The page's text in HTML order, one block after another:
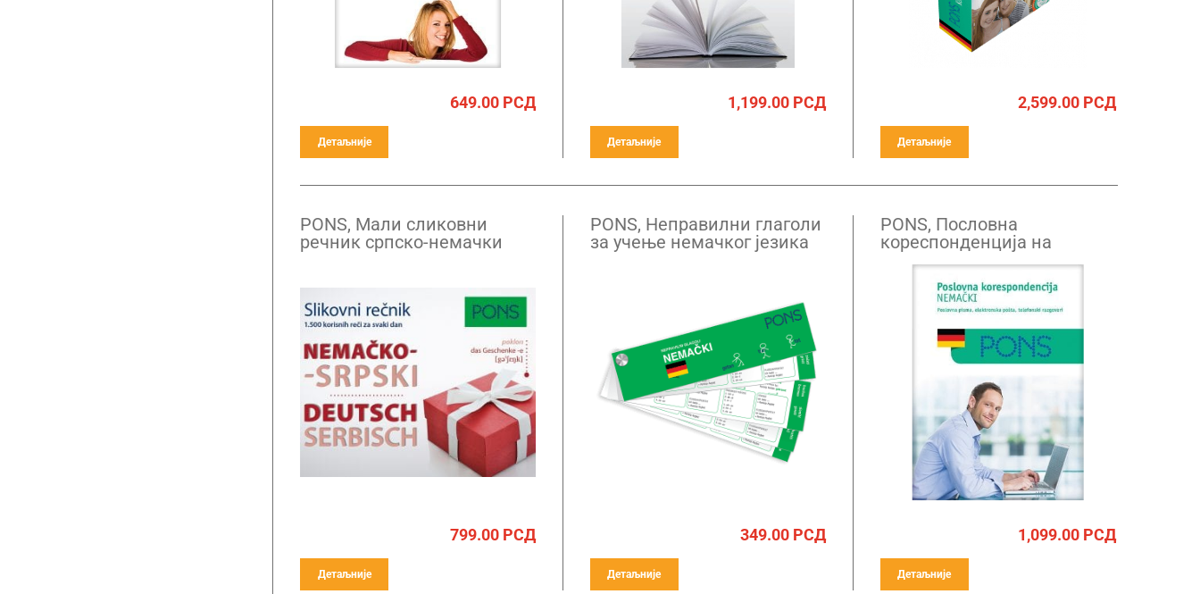
649.00РСД
Детаљније
1,199.00РСД
Детаљније
2,599.00РСД
Детаљније
PONS, Мали сликовни
речник српско-немачки
799.00РСД
Детаљније
PONS, Неправилни глаголи
за учење немачког језика
349.00РСД
Детаљније
PONS, Пословна
кореспонденција на
немачком језку
1,099.00РСД
Детаљније